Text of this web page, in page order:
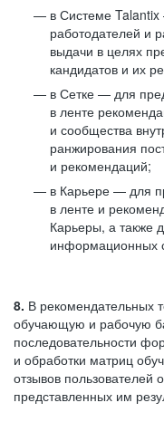
в Системе
работодателей и
выдачи в целях
кандидатов и их
в Сетке — для
в ленте
и сообщества
ранжирования
и рекомендаций;
в Карьере — для
в ленте и
Карьеры, а также
информационных
8. В рекомендательных
обучающую и рабочую
последовательности
и обработки матриц
отзывов пользователей
представленных им